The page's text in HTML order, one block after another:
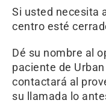
Si usted necesita
centro esté
Dé su nombre al
paciente de
contactará al
su llamada lo